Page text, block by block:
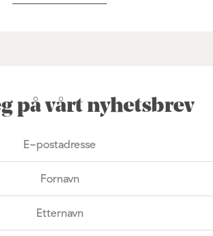
på vårt nyhetsbrev